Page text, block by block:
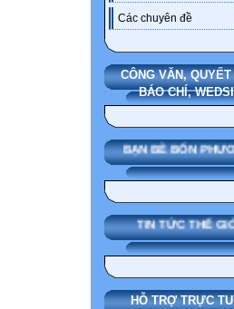
Các chuyên đề
CÔNG VĂN,
BÁO CHÍ,
BẠN BÈ BỐN
TIN TỨC
HỖ TRỢ TRỰC